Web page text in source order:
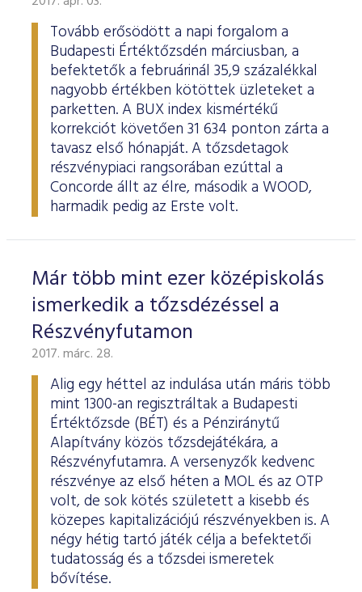
ESG Útmutató
Tovább erősödött a napi forgalom a
Budapesti Értéktőzsdén márciusban, a
befektetők a februárinál 35,9 százalékkal
nagyobb értékben kötöttek üzleteket a
parketten. A BUX index kismértékű
korrekciót követően 31 634 ponton zárta a
tavasz első hónapját. A tőzsdetagok
részvénypiaci rangsorában ezúttal a
Concorde állt az élre, második a WOOD,
harmadik pedig az Erste volt.
Már több mint ezer középiskolás
ismerkedik a tőzsdézéssel a
Részvényfutamon
2017. márc. 28.
Alig egy héttel az indulása után máris több
mint 1300-an regisztráltak a Budapesti
Értéktőzsde (BÉT) és a Pénziránytű
Alapítvány közös tőzsdejátékára, a
Részvényfutamra. A versenyzők kedvenc
részvénye az első héten a MOL és az OTP
volt, de sok kötés született a kisebb és
közepes kapitalizációjú részvényekben is. A
négy hétig tartó játék célja a befektetői
tudatosság és a tőzsdei ismeretek
bővítése.